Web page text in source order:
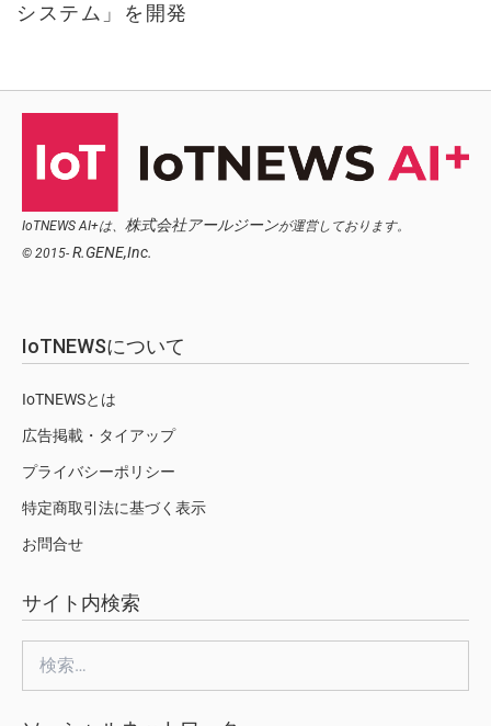
システム」を開発
IoTNEWS AI+は、 株式会社アールジーンが運営しております。
© 2015- R.GENE,Inc.
IoTNEWSについて
IoTNEWSとは
広告掲載・タイアップ
プライバシーポリシー
特定商取引法に基づく表示
お問合せ
サイト内検索
索: